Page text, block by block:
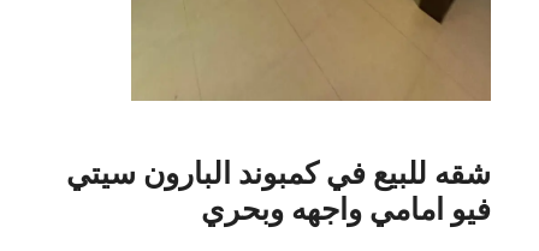
شقه للبيع في كمبوند البارون سيتي
فيو امامي واجهه وبحري